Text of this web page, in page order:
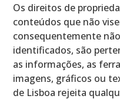
Os direitos de
conteúdos que não
consequentemente
identificados, são
as informações, as
imagens, gráficos ou
de Lisboa rejeita